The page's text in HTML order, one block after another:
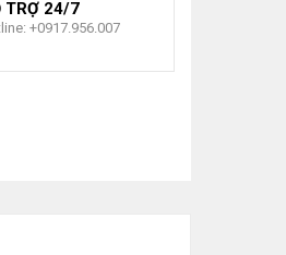
TRỢ 24/7
+0917.956.007